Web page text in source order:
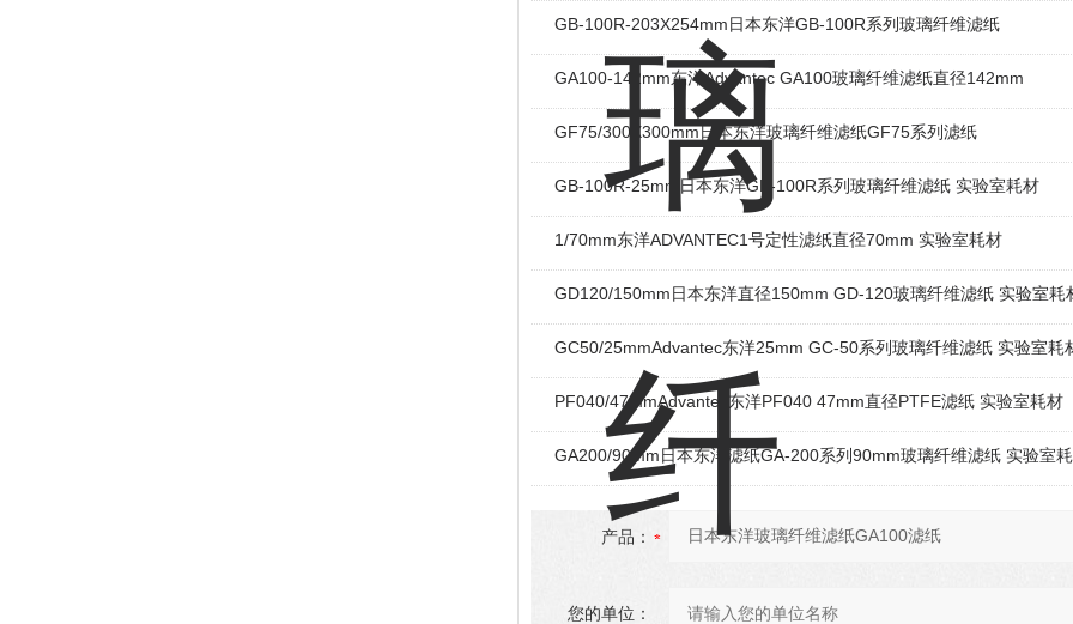
GB-100R-203X254mm日本东洋GB-100R系列玻璃纤维滤纸
GA100-142mm东洋Advantec GA100玻璃纤维滤纸直径142mm
GF75/300X300mm日本东洋玻璃纤维滤纸GF75系列滤纸
GB-100R-25mm日本东洋GB-100R系列玻璃纤维滤纸 实验室耗材
1/70mm东洋ADVANTEC1号定性滤纸直径70mm 实验室耗材
GD120/150mm日本东洋直径150mm GD-120玻璃纤维滤纸 实验室耗
GC50/25mmAdvantec东洋25mm GC-50系列玻璃纤维滤纸 实验室耗
PF040/47mmAdvantec东洋PF040 47mm直径PTFE滤纸 实验室耗材
GA200/90mm日本东洋滤纸GA-200系列90mm玻璃纤维滤纸 实验室
产品：
您的单位：